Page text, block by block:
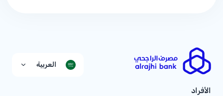
العربية
الأفراد